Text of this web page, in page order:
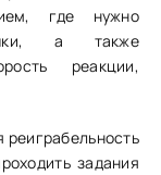
где нужно
а также
реакции,
задания